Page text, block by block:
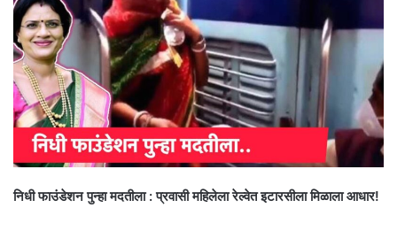
निधी फाउंडेशन पुन्हा मदतीला : प्रवासी महिलेला रेल्वेत इटारसीला मिळाला आधार!